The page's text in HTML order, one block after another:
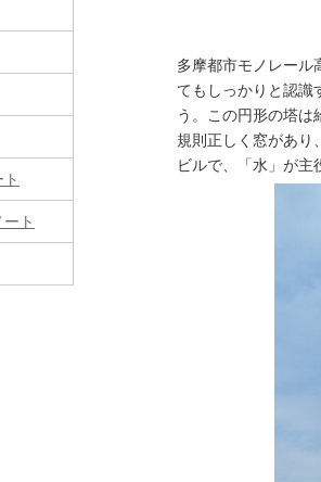
ビス
リフォーム（改築
内
多摩都市モノレール
てもしっかりと認識
う。この円形の塔は
規則正しく窓があり
ビルで、「水」が主
ト